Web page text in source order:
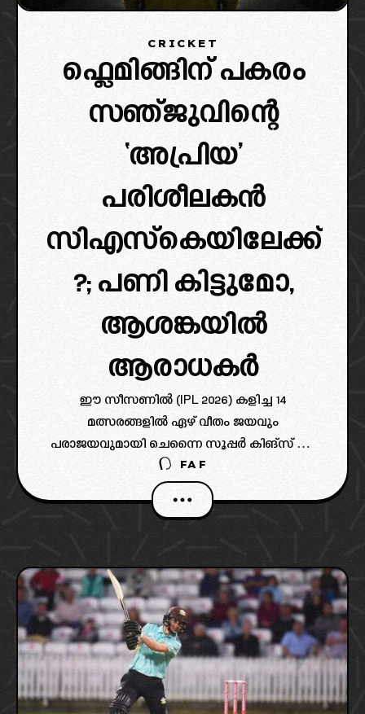
CRICKET
ഫ്ലെമിങ്ങിന് പകരം
സഞ്ജുവിന്റെ
‘അപ്രിയ’
പരിശീലകൻ
സിഎസ്കെയിലേക്ക്
?; പണി കിട്ടുമോ,
ആശങ്കയിൽ
ആരാധകർ
ഈ സീസണിൽ (IPL 2026) കളിച്ച 14
മത്സരങ്ങളിൽ ഏഴ് വീതം ജയവും
പരാജയവുമായി ചെന്നൈ സൂപ്പർ കിങ്‌സ് പ്ലേ
ഓഫ് കാണാതെ പുറത്തായിരിക്കുകയാണ്.
തുടർച്ചയായ മൂന്നാം സീസണിലാണ് ചെന്നൈ
പ്ലേ ഓഫ് കാണാതെ പുറത്താവുന്നത്.
അതിനാൽ ആരാധക പ്രതിഷേധവും
രൂക്ഷമാണ്.
FAF